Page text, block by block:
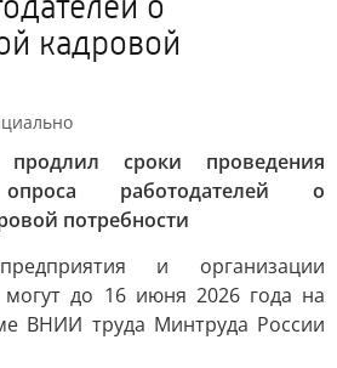
кадровой
сроки проведения
опроса работодателей о
потребности
и организации
могут до 16 июня 2026 года на
ВНИИ труда Минтруда России